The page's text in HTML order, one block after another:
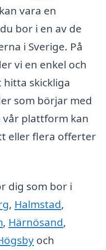
vara en
bor i en av de
i Sverige. På
vi en enkel och
skickliga
som börjar med
vår plattform kan
eller flera offerter
dig som bor i
, Halmstad,
, Härnösand,
och